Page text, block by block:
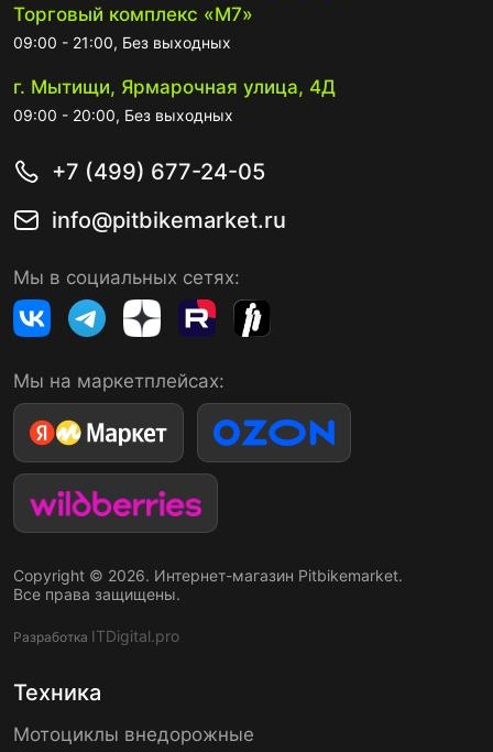
Торговый комплекс «М7»
09:00 - 21:00, Без выходных
г. Мытищи, Ярмарочная улица, 4Д
09:00 - 20:00, Без выходных
+7 (499) 677-24-05
info@pitbikemarket.ru
Мы в социальных сетях:
Мы на маркетплейсах:
Copyright © 2026. Интернет-магазин Pitbikemarket.
Все права защищены.
Разработка ITDigital.pro
Техника
Мотоциклы внедорожные